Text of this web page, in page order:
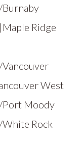
Ridge
West
Moody
Rock